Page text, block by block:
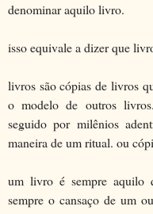
denominar aquilo livro.
isso equivale a dizer que
livros são cópias de livros
o modelo de outros
seguido por milênios
maneira de um ritual. ou
um livro é sempre aquilo
sempre o cansaço de um